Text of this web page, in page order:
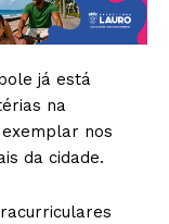
já está
na
nos
da cidade.